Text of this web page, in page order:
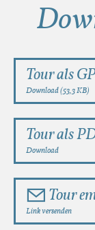
Tour als
Download (53,3 KB)
Tour als
Download
Tour
Link versenden